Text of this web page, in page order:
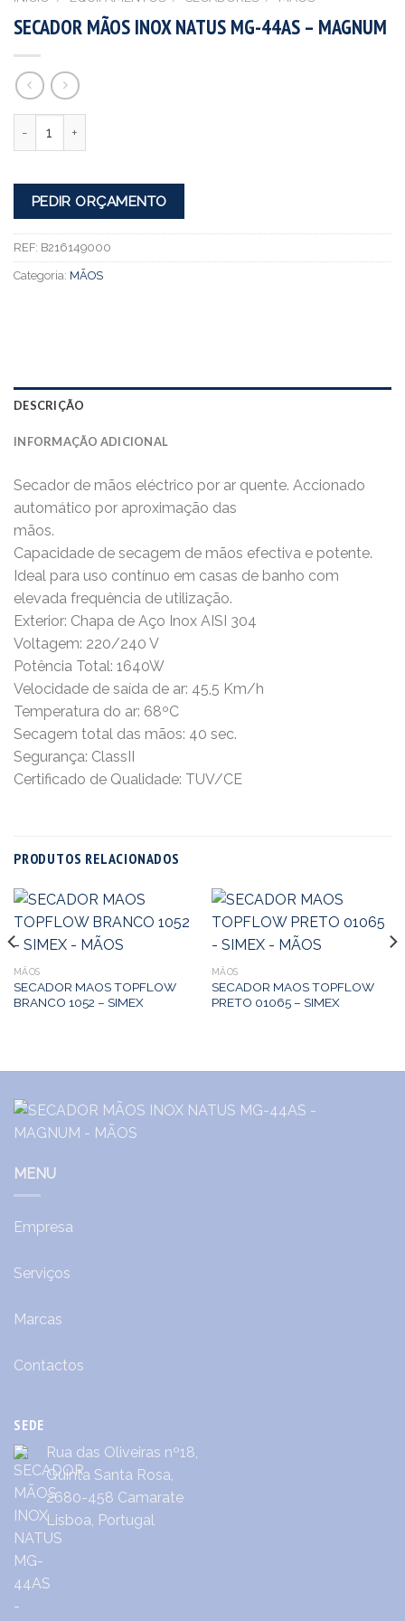
SECADOR MÃOS INOX NATUS MG-44AS – MAGNUM
PEDIR ORÇAMENTO
REF: B216149000
Categoria: MÃOS
DESCRIÇÃO
INFORMAÇÃO ADICIONAL
Secador de mãos eléctrico por ar quente. Accionado
automático por aproximação das
mãos.
Capacidade de secagem de mãos efectiva e potente.
Ideal para uso contínuo em casas de banho com
elevada frequência de utilização.
Exterior: Chapa de Aço Inox AISI 304
Voltagem: 220/240 V
Potência Total: 1640W
Velocidade de saída de ar: 45,5 Km/h
Temperatura do ar: 68ºC
Secagem total das mãos: 40 sec.
Segurança: ClassII
Certificado de Qualidade: TUV/CE
PRODUTOS RELACIONADOS
MÃOS
SECADOR MAOS TOPFLOW
BRANCO 1052 – SIMEX
MÃOS
SECADOR MAOS TOPFLOW
PRETO 01065 – SIMEX
MENU
Empresa
Serviços
Marcas
Contactos
SEDE
Rua das Oliveiras nº18,
Quinta Santa Rosa,
2680-458 Camarate
Lisboa, Portugal